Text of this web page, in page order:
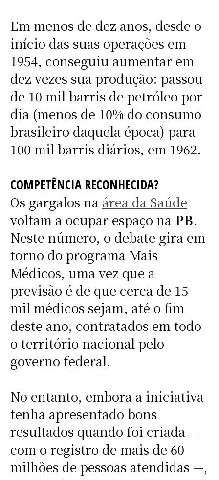
Em menos de dez anos, desde o
início das suas operações em
1954, conseguiu aumentar em
dez vezes sua produção: passou
de 10 mil barris de petróleo por
dia (menos de 10% do consumo
brasileiro daquela época) para
100 mil barris diários, em 1962.
COMPETÊNCIA RECONHECIDA?
Os gargalos na área da Saúde
voltam a ocupar espaço na PB.
Neste número, o debate gira em
torno do programa Mais
Médicos, uma vez que a
previsão é de que cerca de 15
mil médicos sejam, até o fim
deste ano, contratados em todo
o território nacional pelo
governo federal.
No entanto, embora a iniciativa
tenha apresentado bons
resultados quando foi criada —
com o registro de mais de 60
milhões de pessoas atendidas —,